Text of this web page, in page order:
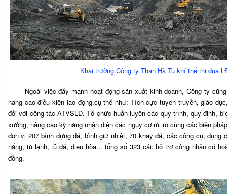
​​​​Khai trường Công ty Than Hà Tu khí thế thi đua
Ngoài việc đẩy mạnh hoạt động sản xuất kinh doanh, Công ty cũng
nâng cao điều kiện lao động,cụ thể như: Tích cực tuyên truyền, giáo
đối với công tác ATVSLĐ. Tổ chức huấn luyện các quy trình, quy định,
xưởng, nâng cao kỹ năng nhận diện các nguy cơ rủi ro cùng các biện
đơn vị 207 bình đựng đá, bình giữ nhiệt, 70 khay đá, các công cụ, dụng
nắng, tủ lạnh, tủ đá, điều hòa… tổng số 323 cái; hỗ trợ công nhân có
đồng.